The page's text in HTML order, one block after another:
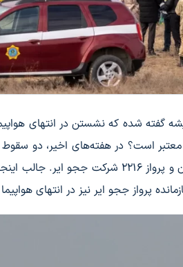
گفته شده که نشستن در انتهای
معتبر است؟ در هفته‌های اخیر، دو
8243 شرکت هواپیمایی آذربایجان و
پرواز ججو ایر نیز در انتهای